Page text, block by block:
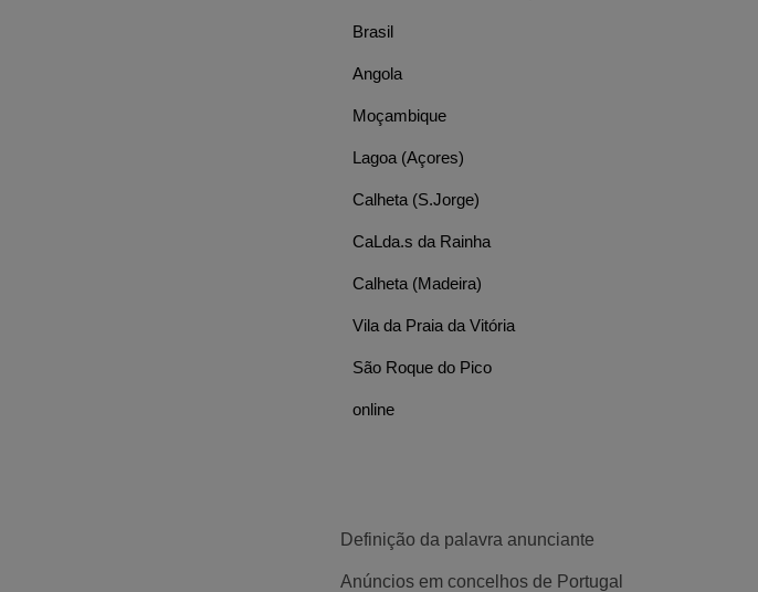
Brasil
Angola
Moçambique
Lagoa (Açores)
Calheta (S.Jorge)
CaLda.s da Rainha
Calheta (Madeira)
Vila da Praia da Vitória
São Roque do Pico
online
Definição da palavra anunciante
Anúncios em concelhos de Portugal